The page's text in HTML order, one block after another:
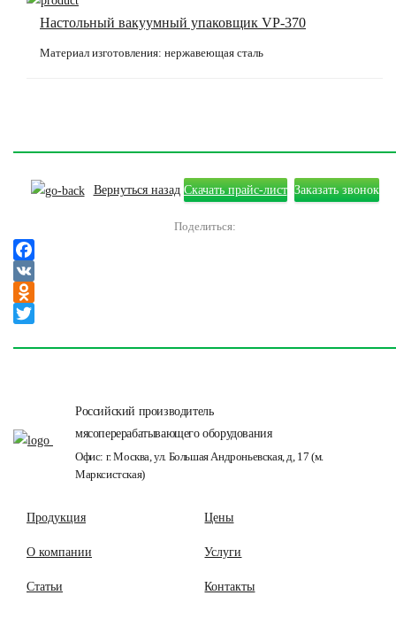
Настольный вакуумный упаковщик VP-370
Материал изготовления: нержавеющая сталь
Вернуться назад Скачать прайс-лист Заказать звонок
Поделиться:
Российский производитель
мясоперерабатывающего оборудования
Офис: г. Москва, ул. Большая Андроньевская, д, 17 (м.
Марксистская)
Продукция Цены
О компании Услуги
Статьи Контакты